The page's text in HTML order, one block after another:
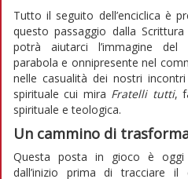
Tutto il seguito dell’enciclica è
questo passaggio dalla
potrà aiutarci l’immagine del
parabola e onnipresente nel
nelle casualità dei nostri
spirituale cui mira Fratelli tutti,
spirituale e teologica.
Un cammino di
Questa posta in gioco è oggi
dall’inizio prima di tracciare il